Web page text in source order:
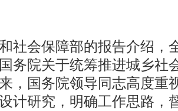
会保障部的报告介绍，
务院关于统筹推进城乡社
，国务院领导同志高度重
计研究，明确工作思路，